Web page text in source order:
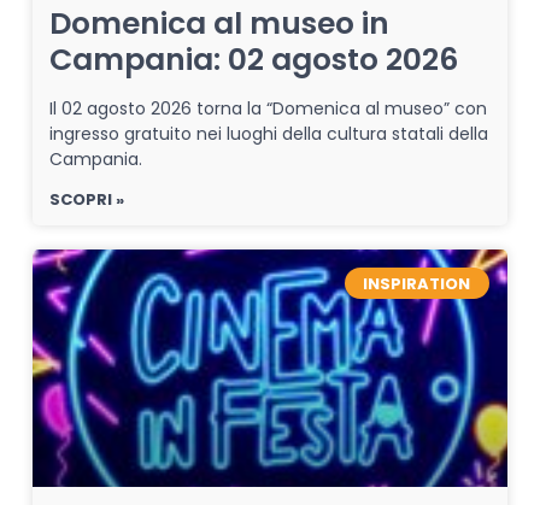
Domenica al museo in
Campania: 02 agosto 2026
Il 02 agosto 2026 torna la “Domenica al museo” con
ingresso gratuito nei luoghi della cultura statali della
Campania.
SCOPRI »
INSPIRATION